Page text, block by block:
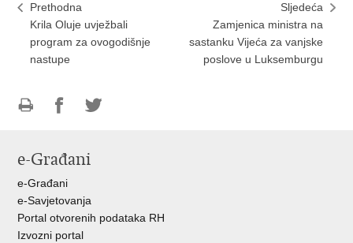
Prethodna
Krila Oluje uvježbali
program za ovogodišnje
nastupe
Sljedeća
Zamjenica ministra na
sastanku Vijeća za vanjske
poslove u Luksemburgu
FacebookuTwitteru
e-Građani
e-Građani
e-Savjetovanja
Portal otvorenih podataka RH
Izvozni portal